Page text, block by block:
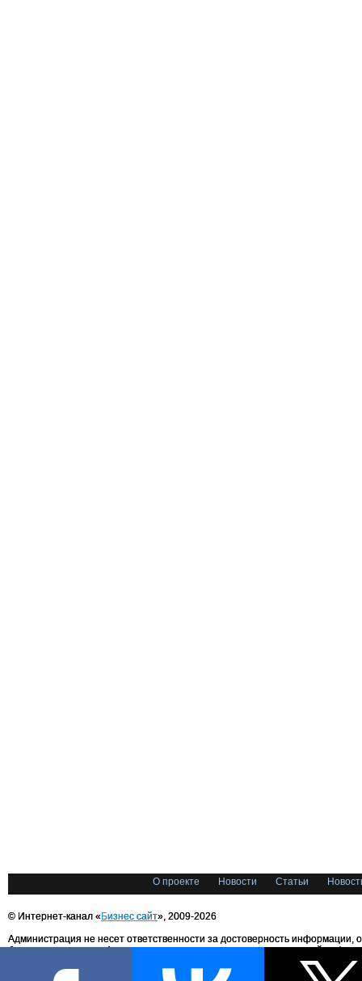
О проекте Новости Статьи
© Интернет-канал «Бизнес сайт», 2009-2026
Администрация не несет ответственности за достоверность информации,
блоггерами портала. Администрация не предоставляет справочной
Все права на любые материалы, опубликованные на сайте, защищены в